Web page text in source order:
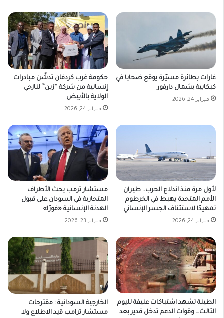
غارات بطائرة مسيّرة يوقع ضحايا في
كبكابية بشمال دارفور
فبراير 24, 2026
حكومة غرب كردفان تدشّن مبادرات
إنسانية من شركة “زين” لنازحي
الولاية بالأبيض
فبراير 24, 2026
لأول مرة منذ اندلاع الحرب.. طيران
الأمم المتحدة يهبط في الخرطوم
تمهيدًا لاستئناف الجسر الإنساني
فبراير 24, 2026
مستشار ترمب يحث الأطراف
المتحاربة في السودان على قبول
الهدنة الإنسانية «فورًا»
فبراير 23, 2026
الطينة تشهد اشتباكات عنيفة لليوم
الثالث… وقوات الدعم تدخل قدير بعد
الخارجية السودانية : مقترحات
مستشار ترامب قيد الاطلاع ولا